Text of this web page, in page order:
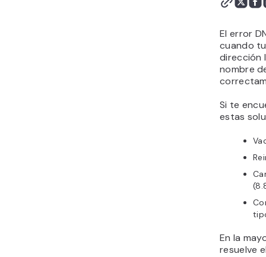
El error
cuando
dirección
nombre
Si te
estas
En la
resuelve